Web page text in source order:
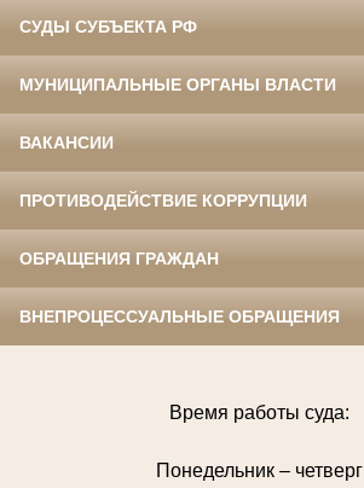
СУДЫ СУБЪЕКТА РФ
МУНИЦИПАЛЬНЫЕ ОРГАНЫ ВЛАСТИ
ВАКАНСИИ
ПРОТИВОДЕЙСТВИЕ КОРРУПЦИИ
ОБРАЩЕНИЯ ГРАЖДАН
ВНЕПРОЦЕССУАЛЬНЫЕ ОБРАЩЕНИЯ
Время работы суда:
Понедельник – четверг